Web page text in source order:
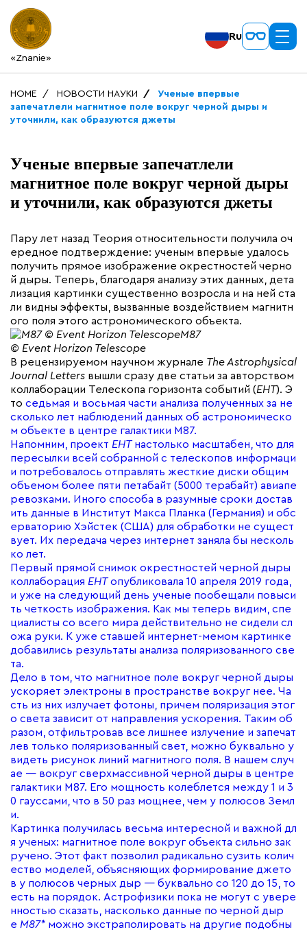
«Znanie»
Ru
HOME НОВОСТИ НАУКИ
Ученые впервые
запечатлели магнитное поле вокруг черной дыры и
уточнили, как образуются джеты
Ученые впервые запечатлели
магнитное поле вокруг черной дыры
и уточнили, как образуются джеты
Пару лет назад Теория относительности получила оч
ередное подтверждение: ученым впервые удалось
получить прямое изображение окрестностей черно
й дыры. Теперь, благодаря анализу этих данных, дета
лизация картинки существенно возросла и на ней ста
ли видны эффекты, вызванные воздействием магнитн
ого поля этого астрономического объекта.
M87
© Event Horizon Telescope
В рецензируемом научном журнале The Astrophysical
Journal Letters вышли сразу две статьи за авторством
коллаборации Телескопа горизонта событий (EHT). Э
то седьмая и восьмая части анализа полученных за не
сколько лет наблюдений данных об астрономическо
м объекте в центре галактики M87.
Напомним, проект EHTнастолько масштабен, что для
пересылки всей собранной с телескопов информаци
и потребовалось отправлять жесткие диски общим
объемом более пяти петабайт (5000 терабайт) авиапе
ревозками. Иного способа в разумные сроки достав
ить данные в Институт Макса Планка (Германия) и обс
ерваторию Хэйстек (США) для обработки не сущест
вует. Их передача через интернет заняла бы несколь
ко лет.
Первый прямой снимок окрестностей черной дыры
коллаборация EHTопубликовала 10 апреля 2019 года,
и уже на следующий день ученые пообещали повыси
ть четкость изображения. Как мы теперь видим, спе
циалисты со всего мира действительно не сидели сл
ожа руки. К уже ставшей интернет-мемом картинке
добавились результаты анализа поляризованного све
та.
Дело в том, что магнитное поле вокруг черной дыры
ускоряет электроны в пространстве вокруг нее. Ча
сть из них излучает фотоны, причем поляризация этог
о света зависит от направления ускорения. Таким об
разом, отфильтровав все лишнее излучение и запечат
лев только поляризованный свет, можно буквально у
видеть рисунок линий магнитного поля. В нашем случ
ае — вокруг сверхмассивной черной дыры в центре
галактики M87. Его мощность колеблется между 1 и 3
0 гауссами, что в 50 раз мощнее, чем у полюсов Земл
и.
Картинка получилась весьма интересной и важной дл
я ученых: магнитное поле вокруг объекта сильно зак
ручено. Этот факт позволил радикально сузить колич
ество моделей, объясняющих формирование джето
в у полюсов черных дыр — буквально со 120 до 15, то
есть на порядок. Астрофизики пока не могут с увере
нностью сказать, насколько данные по черной дыр
е M87* можно экстраполировать на другие подобны